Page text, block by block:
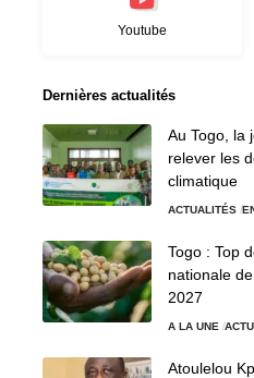
Youtube
Dernières actualités
Au Togo, la
relever les
climatique
ACTUALITÉS
Togo : Top
nationale
2027
A LA UNE
Atoulelou